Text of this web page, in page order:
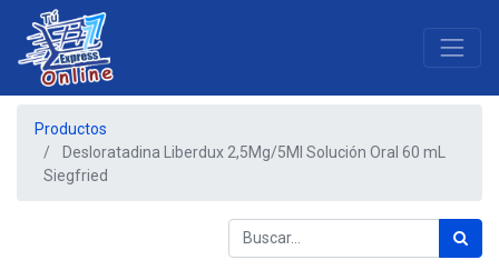
Productos
Desloratadina Liberdux 2,5Mg/5Ml Solución Oral 60 mL
Siegfried